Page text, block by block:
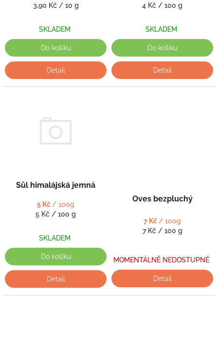
Měrná
3,90 Kč / 10 g
SKLADEM
Do košíku
Detail
Měrná
4 Kč / 100 g
SKLADEM
Do košíku
Detail
Sůl himalájská jemná
5 Kč / 100g
Měrná
5 Kč / 100 g
SKLADEM
Do košíku
Detail
Oves bezpluchý
7 Kč / 100g
Měrná
7 Kč / 100 g
MOMENTÁLNĚ NEDOSTUPNÉ
Detail